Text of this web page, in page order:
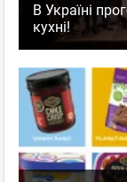
В Україні
кухні!